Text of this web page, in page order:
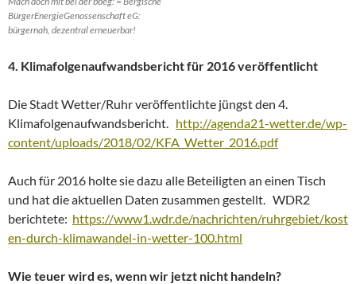
BürgerEnergieGenossenschaft eG:
bürgernah, dezentral erneuerbar!
4. Klimafolgenaufwandsbericht für 2016 veröffentlicht
Die Stadt Wetter/Ruhr veröffentlichte jüngst den 4.
Klimafolgenaufwandsbericht. http://agenda21-wetter.de/wp-
content/uploads/2018/02/KFA_Wetter_2016.pdf
Auch für 2016 holte sie dazu alle Beteiligten an einen Tisch
und hat die aktuellen Daten zusammen gestellt. WDR2
berichtete: https://www1.wdr.de/nachrichten/ruhrgebiet/kost
en-durch-klimawandel-in-wetter-100.html
Wie teuer wird es, wenn wir jetzt nicht handeln?